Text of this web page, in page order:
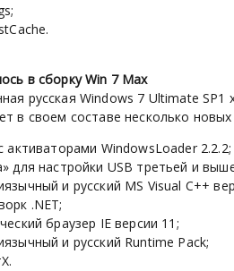
в сборкуWin 7 Max
русская Windows 7 Ultimate
в своем составе несколько
активаторами WindowsLoader 2.2.2;
для настройки USB третьей и
и русский MS Visual C++
.NET;
браузер IE версии 11;
и русский Runtime Pack;